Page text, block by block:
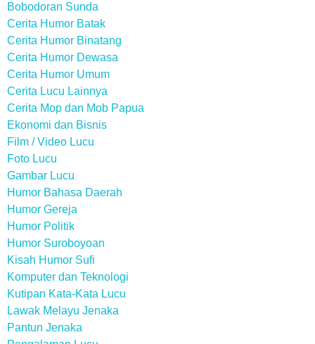
Bobodoran Sunda
Cerita Humor Batak
Cerita Humor Binatang
Cerita Humor Dewasa
Cerita Humor Umum
Cerita Lucu Lainnya
Cerita Mop dan Mob Papua
Ekonomi dan Bisnis
Film / Video Lucu
Foto Lucu
Gambar Lucu
Humor Bahasa Daerah
Humor Gereja
Humor Politik
Humor Suroboyoan
Kisah Humor Sufi
Komputer dan Teknologi
Kutipan Kata-Kata Lucu
Lawak Melayu Jenaka
Pantun Jenaka